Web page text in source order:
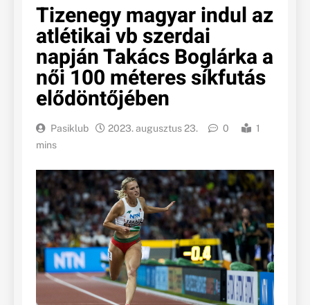
Tizenegy magyar indul az
atlétikai vb szerdai
napján Takács Boglárka a
női 100 méteres síkfutás
elődöntőjében
Pasiklub 2023. augusztus 23. 0
1
mins